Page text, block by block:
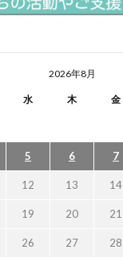
2026年8月
水 木 金
5 6 7
12 13 14
19 20 21
26 27 28